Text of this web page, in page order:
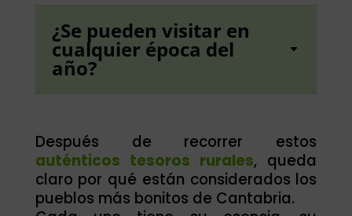
¿Se pueden visitar en
cualquier época del
año?
Después de recorrer estos
auténticos tesoros rurales, queda
claro por qué están considerados los
pueblos más bonitos de Cantabria.